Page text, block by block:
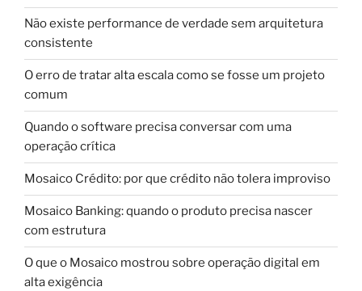
Não existe performance de verdade sem arquitetura
consistente
O erro de tratar alta escala como se fosse um projeto
comum
Quando o software precisa conversar com uma
operação crítica
Mosaico Crédito: por que crédito não tolera improviso
Mosaico Banking: quando o produto precisa nascer
com estrutura
O que o Mosaico mostrou sobre operação digital em
alta exigência